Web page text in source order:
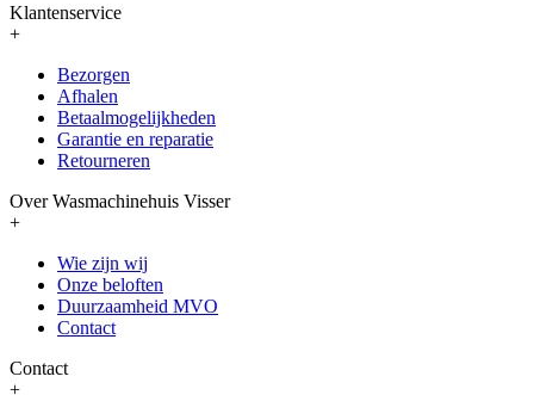
Klantenservice
+
Bezorgen
Afhalen
Betaalmogelijkheden
Garantie en reparatie
Retourneren
Over Wasmachinehuis Visser
+
Wie zijn wij
Onze beloften
Duurzaamheid MVO
Contact
Contact
+